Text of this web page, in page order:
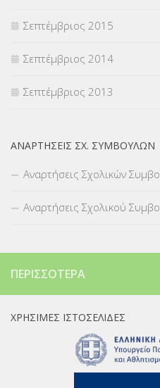
Σεπτέμβριος 2015
Σεπτέμβριος 2014
Σεπτέμβριος 2013
ΑΝΑΡΤΉΣΕΙΣ ΣΧ. ΣΥΜΒΟΎΛΩΝ
Αναρτήσεις Σχολικών
Αναρτήσεις Σχολικού
ΠΕΡΙΣΣΌΤΕΡΑ
ΧΡΉΣΙΜΕΣ ΙΣΤΟΣΕΛΊΔΕΣ